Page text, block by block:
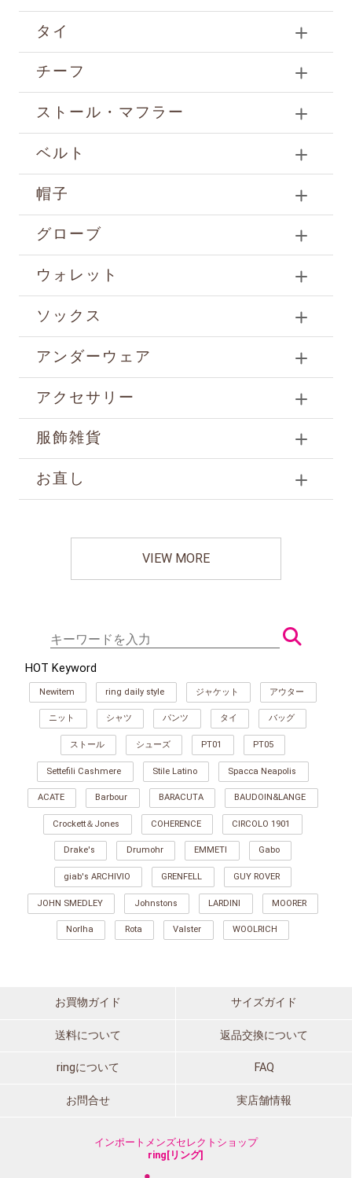
タイ
チーフ
ストール・マフラー
ベルト
帽子
グローブ
ウォレット
ソックス
アンダーウェア
アクセサリー
服飾雑貨
お直し
VIEW MORE
HOT Keyword
Newitem ring daily style ジャケット アウター
ニット シャツ パンツ タイ バッグ
ストール シューズ PT01 PT05
Settefili Cashmere Stile Latino Spacca Neapolis
ACATE Barbour BARACUTA BAUDOIN&LANGE
Crockett＆Jones COHERENCE CIRCOLO 1901
Drake's Drumohr EMMETI Gabo
giab's ARCHIVIO GRENFELL GUY ROVER
JOHN SMEDLEY Johnstons LARDINI MOORER
Norlha Rota Valster WOOLRICH
お買物ガイド サイズガイド
送料について 返品交換について
ringについて FAQ
お問合せ 実店舗情報
インポートメンズセレクトショップ
ring[リング]